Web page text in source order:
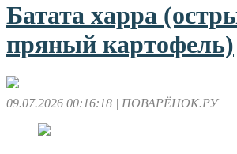
Батата харра
пряный картофель)
09.07.2026 00:16:18 | ПОВАРЁНОК.РУ